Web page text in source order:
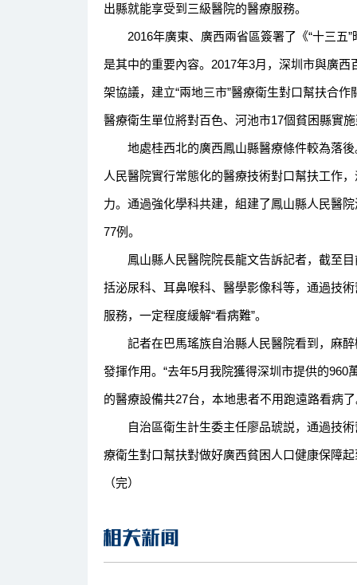
出縣就能享受到三級醫院的醫療服務。
2016年廣東、廣西兩省區簽署了《“十三五”
是其中的重要內容。2017年3月，深圳市與廣西
架協議，建立“兩地三市”醫療衛生對口幫扶合
醫療衛生單位將對百色、河池市17個貧困縣實
地處桂西北的廣西鳳山縣醫療條件較為落後
人民醫院實行常態化的醫療技術對口幫扶工作
力。通過強化學科共建，組建了鳳山縣人民醫
77例。
鳳山縣人民醫院院長龍文告訴記者，截至目
括泌尿科、耳鼻喉科、醫學影像科等，通過技
服務，一定程度緩解“看病難”。
記者在巴馬瑤族自治縣人民醫院看到，麻醉
發揮作用。“去年5月我院獲得深圳市提供的
的醫療設備共27台，本地患者不用跑遠路看病
自治區衛生計生委主任廖品琥説，通過技術
療衛生對口幫扶對做好廣西貧困人口健康保障
（完）